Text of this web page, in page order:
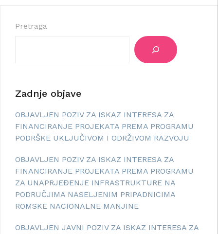
Pretraga
Zadnje objave
OBJAVLJEN POZIV ZA ISKAZ INTERESA ZA
FINANCIRANJE PROJEKATA PREMA PROGRAMU
PODRŠKE UKLJUČIVOM I ODRŽIVOM RAZVOJU
OBJAVLJEN POZIV ZA ISKAZ INTERESA ZA
FINANCIRANJE PROJEKATA PREMA PROGRAMU
ZA UNAPRJEĐENJE INFRASTRUKTURE NA
PODRUČJIMA NASELJENIM PRIPADNICIMA
ROMSKE NACIONALNE MANJINE
OBJAVLJEN JAVNI POZIV ZA ISKAZ INTERESA ZA